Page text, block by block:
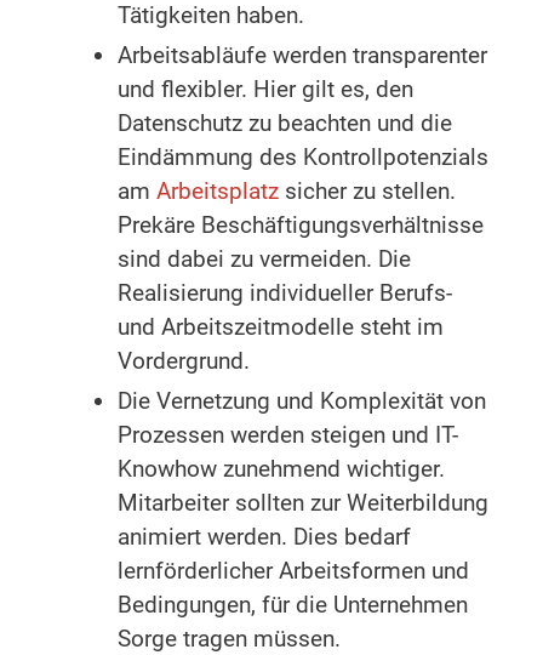
Tätigkeiten haben.
Arbeitsabläufe werden transparenter
und flexibler. Hier gilt es, den
Datenschutz zu beachten und die
Eindämmung des Kontrollpotenzials
am Arbeitsplatz sicher zu stellen.
Prekäre Beschäftigungsverhältnisse
sind dabei zu vermeiden. Die
Realisierung individueller Berufs-
und Arbeitszeitmodelle steht im
Vordergrund.
Die Vernetzung und Komplexität von
Prozessen werden steigen und IT-
Knowhow zunehmend wichtiger.
Mitarbeiter sollten zur Weiterbildung
animiert werden. Dies bedarf
lernförderlicher Arbeitsformen und
Bedingungen, für die Unternehmen
Sorge tragen müssen.